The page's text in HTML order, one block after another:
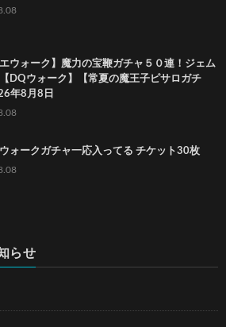
エウォーク】魔力の宝鞭ガチャ５０連！ジェム
DQウォーク】【常夏の魔王子ピサロガチ
年8月8日
ウォークガチャ一応入ってる チケット30枚
らせ